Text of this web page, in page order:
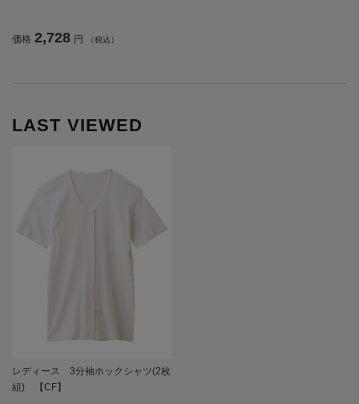
後ろ長め【CF】
価格 2,728 円 （税込）
LAST VIEWED
レディース 3分袖ホックシャツ(2枚
組) 【CF】